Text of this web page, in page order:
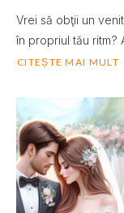
Vrei să obţii un
în propriul tău ritm?
CITEȘTE MAI MULT